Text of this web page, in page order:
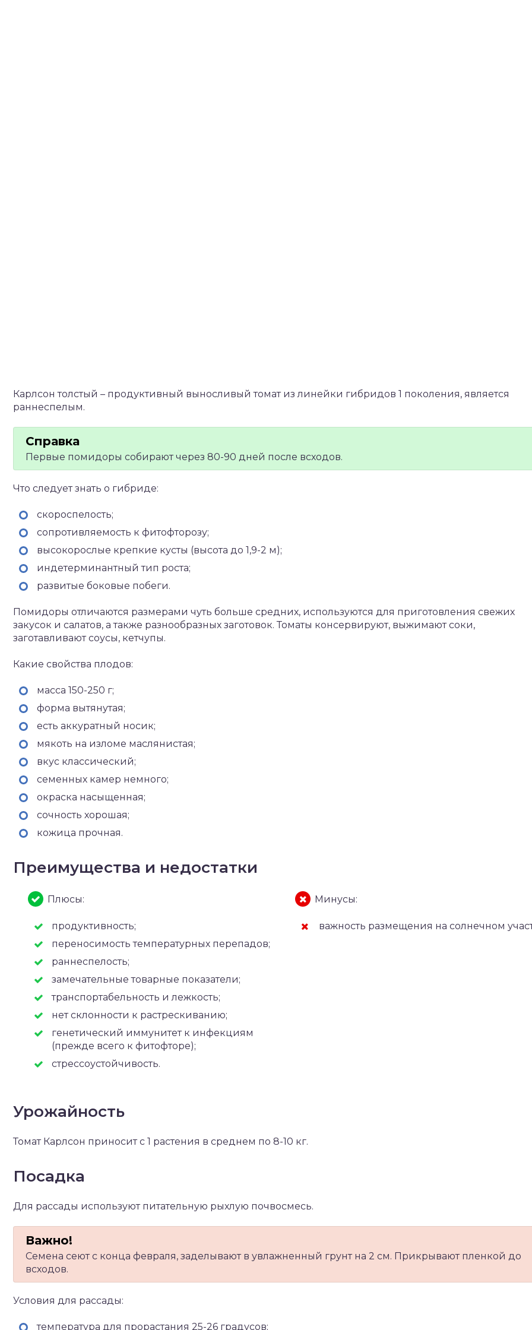
Карлсон толстый – продуктивный выносливый томат из линейки гибридов 1 поколения, является
раннеспелым.
Первые помидоры собирают через 80-90 дней после всходов.
Что следует знать о гибриде:
скороспелость;
сопротивляемость к фитофторозу;
высокорослые крепкие кусты (высота до 1,9-2 м);
индетерминантный тип роста;
развитые боковые побеги.
Помидоры отличаются размерами чуть больше средних, используются для приготовления свежих
закусок и салатов, а также разнообразных заготовок. Томаты консервируют, выжимают соки,
заготавливают соусы, кетчупы.
Какие свойства плодов:
масса 150-250 г;
форма вытянутая;
есть аккуратный носик;
мякоть на изломе маслянистая;
вкус классический;
семенных камер немного;
окраска насыщенная;
сочность хорошая;
кожица прочная.
Преимущества и недостатки
Плюсы:
продуктивность;
переносимость температурных перепадов;
раннеспелость;
замечательные товарные показатели;
транспортабельность и лежкость;
нет склонности к растрескиванию;
генетический иммунитет к инфекциям
(прежде всего к фитофторе);
стрессоустойчивость.
Минусы:
важность размещения на солнечном
Урожайность
Томат Карлсон приносит с 1 растения в среднем по 8-10 кг.
Посадка
Для рассады используют питательную рыхлую почвосмесь.
Семена сеют с конца февраля, заделывают в увлажненный грунт на 2 см. Прикрывают пленкой до
всходов.
Условия для рассады:
температура для прорастания 25-26 градусов;